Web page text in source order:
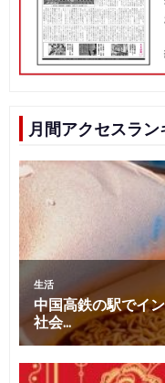
月間アクセスラン